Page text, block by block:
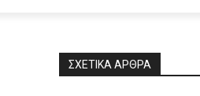
ΣΧΕΤΙΚΆ ΆΡΘΡΑ